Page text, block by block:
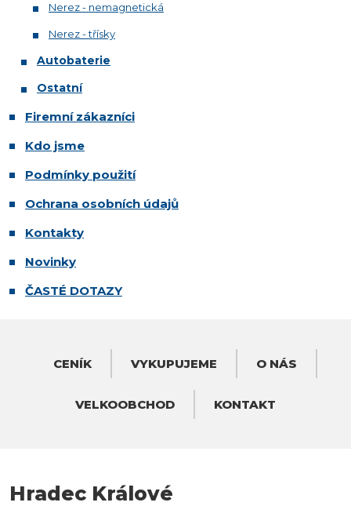
Nerez - nemagnetická
Nerez - třísky
Autobaterie
Ostatní
Firemní zákazníci
Kdo jsme
Podmínky použití
Ochrana osobních údajů
Kontakty
Novinky
ČASTÉ DOTAZY
CENÍK VYKUPUJEME O NÁS
VELKOOBCHOD KONTAKT
Hradec Králové